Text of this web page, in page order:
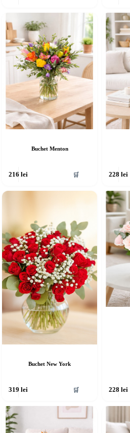
Buchet Menton
216lei 🛒 228lei
Buchet New York
319lei 🛒 228lei